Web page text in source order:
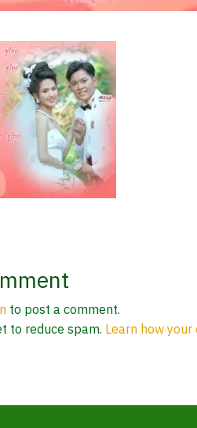
to post a comment.
to reduce spam. Learn how